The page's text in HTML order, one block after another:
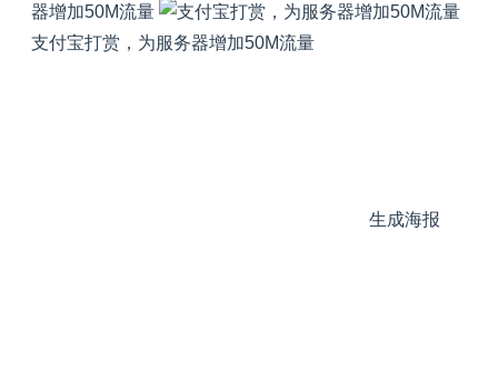
器增加50M流量
支付宝打赏，为服务器增加50M流量
生成海报